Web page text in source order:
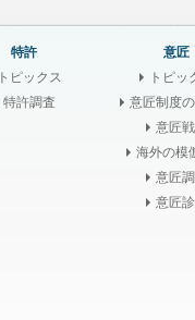
特許
トピックス
特許調査
意匠
トピッ
意匠制度
意匠
海外の模
意匠
意匠